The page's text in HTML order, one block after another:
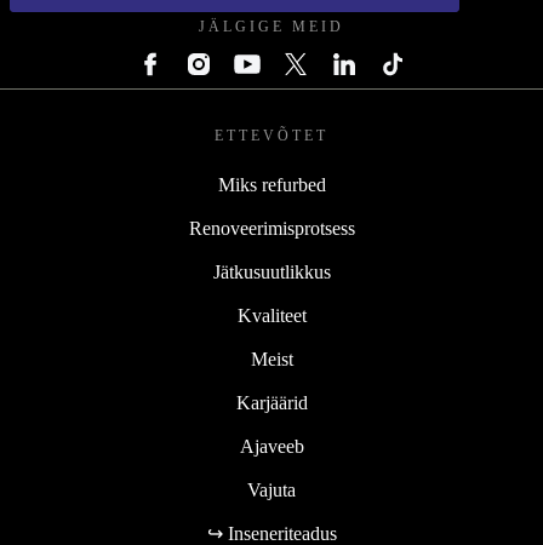
JÄLGIGE MEID
ETTEVÕTET
Miks refurbed
Renoveerimisprotsess
Jätkusuutlikkus
Kvaliteet
Meist
Karjäärid
Ajaveeb
Vajuta
↪ Inseneriteadus